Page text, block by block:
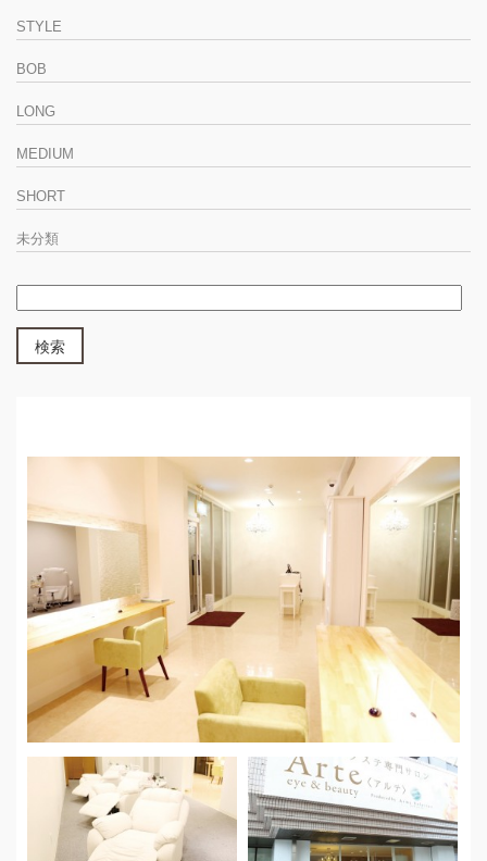
STYLE
BOB
LONG
MEDIUM
SHORT
未分類